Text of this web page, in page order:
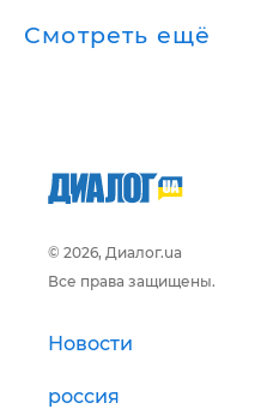
Смотреть ещё
© 2026, Диалог.ua
Все права защищены.
Новости
россия